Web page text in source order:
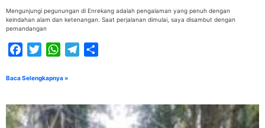
Mengunjungi pegunungan di Enrekang adalah pengalaman yang penuh dengan
keindahan alam dan ketenangan. Saat perjalanan dimulai, saya disambut dengan
pemandangan
FacebookTwitterWhatsAppTelegram
Baca Selengkapnya »